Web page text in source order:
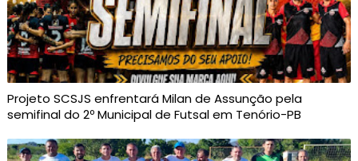
Projeto SCSJS enfrentará Milan de Assunção pela
semifinal do 2º Municipal de Futsal em Tenório-PB